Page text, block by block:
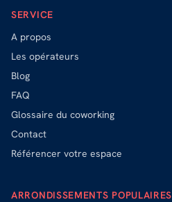
SERVICE
A propos
Les opérateurs
Blog
FAQ
Glossaire du coworking
Contact
Référencer votre espace
ARRONDISSEMENTS POPULAIRES